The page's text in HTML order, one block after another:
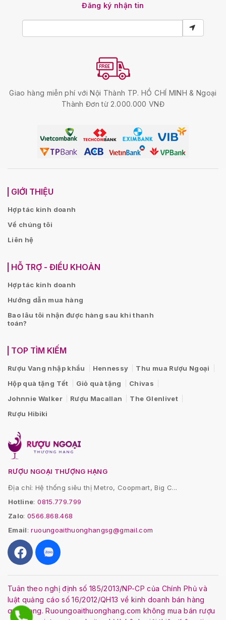
Đăng ký nhận tin
Giao hàng miễn phí với Nội Thành TP. HỒ CHÍ MINH & Ngoại
Thành Đơn từ 2.000.000 VNĐ
GIỚI THIỆU
Hợp tác kinh doanh
Về chúng tôi
Liên hệ
HỖ TRỢ - ĐIỀU KHOẢN
Hợp tác kinh doanh
Hướng dẫn mua hàng
Bao lâu tôi nhận được hàng sau khi thanh
toán?
TOP TÌM KIẾM
Rượu Vang nhập khẩu Hennessy
Thu mua Rượu Ngoại
Hộp quà tặng Tết
Giỏ quà tặng
Chivas
Johnnie Walker
Rượu Macallan
The Glenlivet
Rượu Hibiki
RƯỢU NGOẠI THƯỢNG HẠNG
Địa chỉ: Hệ thống siêu thị Metro, Coopmart, Big C...
Hotline:0815.779.799
Zalo:0566.868.468
Email:ruoungoaithuonghangsg@gmail.com
Tuân theo nghị định số 185/2013/NP-CP của Chính Phủ và
luật quảng cáo số 16/2012/QH13 về kinh doanh bán hàng
qua mạng. Ruoungoaithuonghang.com không mua bán rượu